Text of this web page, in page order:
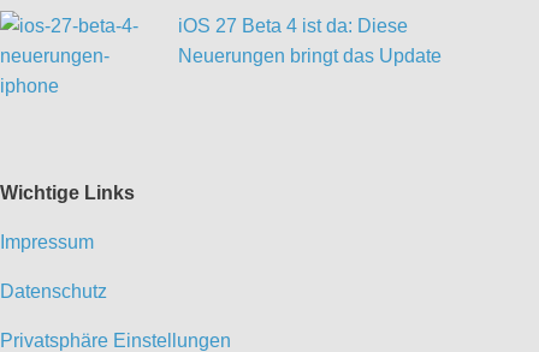
iOS 27 Beta 4 ist da: Diese
Neuerungen bringt das Update
Wichtige Links
Impressum
Datenschutz
Privatsphäre Einstellungen